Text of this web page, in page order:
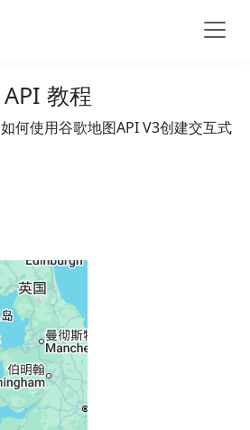
教程
何使用谷歌地图API V3创建交互式